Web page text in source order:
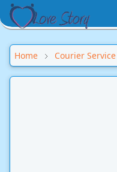
Home Courier Service